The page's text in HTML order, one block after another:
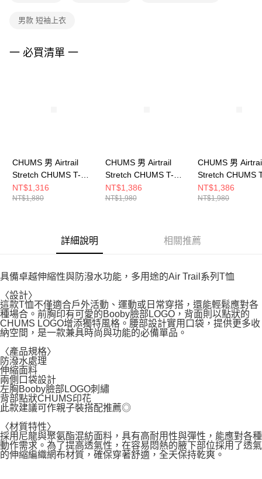
３．未成年的使用者請事先徵得法定代理人或監護人之同意方可使用
４．使用「AFTEE先享後付」時，將依據個別帳號之用戶狀況，依本公司即
男款 短袖上衣
一 必買清單 一
CHUMS 男 Airtrail
Stretch CHUMS T-
Shirt短袖上衣
CH012344B001
NT$1,316
NT$1,880
CHUMS 男 Airtrail
Stretch CHUMS T-
Shirt短袖上衣
CH012580Y074
NT$1,386
NT$1,980
CHUMS 男
Stretch CHUMS
Shirt短袖上衣
CH012580D001
NT$1,386
NT$1,980
詳細說明 相關推薦
具備卓越伸縮性與防潑水功能，多用途的Air Trail系列T恤
〈設計〉
這款T恤不僅適合戶外活動、運動或日常穿搭，還能輕鬆應對各
種場合。前胸印有可愛的Booby臉部LOGO，背面則以點狀的
CHUMS LOGO增添獨特風格。腰部設計實用口袋，提供更多收
納空間，是一款兼具時尚與功能的必備單品。
〈產品規格〉
防潑水處理
伸縮面料
兩側口袋設計
左胸Booby臉部LOGO刺繡
背部點狀CHUMS印花
此款建議可作親子裝搭配推薦◎
〈材質特性〉
採用尼龍與聚氨酯混紡面料，具有高耐用性與彈性，能應對各種
動作需求。為了提高透氣性，在容易悶熱的腋下部位採用了透氣
的伸縮編織網布材質，確保穿著舒適，全天保持乾爽。